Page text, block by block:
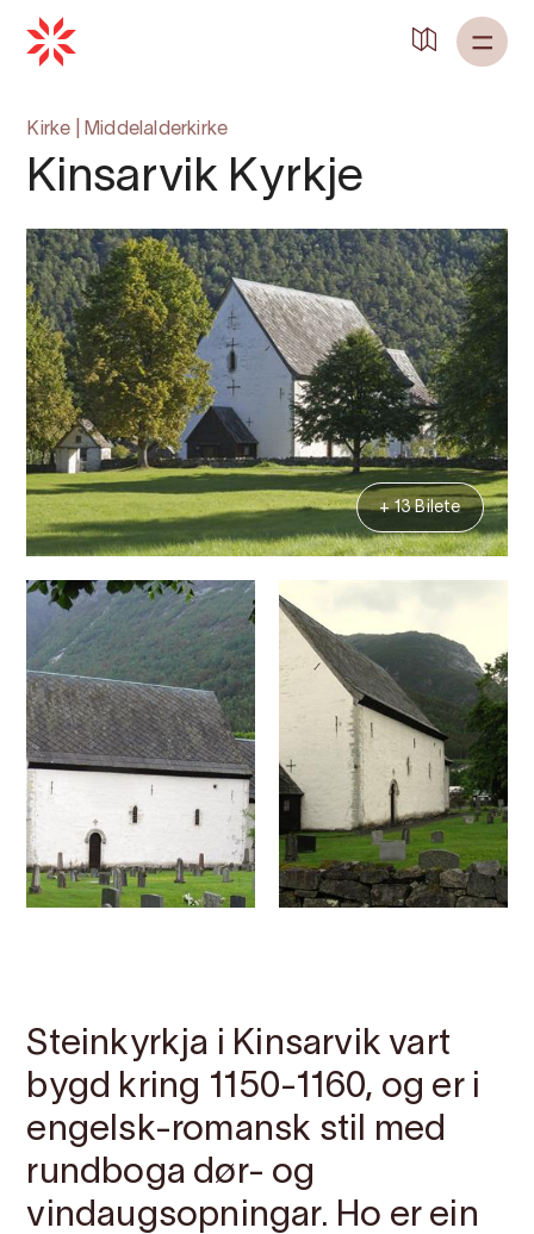
Kirke Middelalderkirke
Kinsarvik Kyrkje
+ 13 Bilete
Steinkyrkja i Kinsarvik vart
bygd kring 1150-1160, og er i
engelsk-romansk stil med
rundboga dør- og
vindaugsopningar. Ho er ein